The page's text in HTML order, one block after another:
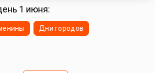
абсолютное сокращение вооружений.
2611 ракет.Договор вступил в силу 1
1 июня:
Дни городов